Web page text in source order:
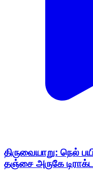
திருவையாறு: நெல்
தஞ்சை அருகே